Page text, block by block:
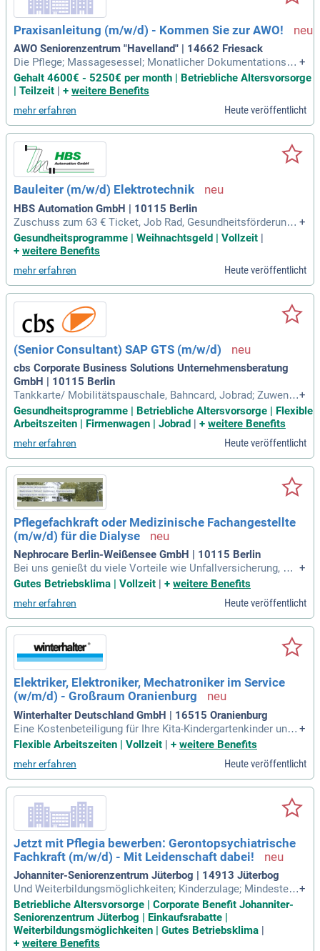
Praxisanleitung (m/w/d) - Kommen Sie zur AWO!
AWO Seniorenzentrum "Havelland" | 14662 Friesack
Die Pflege; Massagesessel; Monatlicher Dokumentationsta
g und zweimal jährlich Supervision; Unterstützung bei der Ki
ndergartensuche; Unterstützung bei der Wohnungssuche; W
aubsplanung.
+
Gehalt 4600€ - 5250€ per month | Betriebliche Altersvorsorge
| Teilzeit
+ weitere Benefits
mehr erfahren Heute veröffentlicht
Bauleiter (m/w/d) Elektrotechnik
HBS Automation GmbH | 10115 Berlin
Zuschuss zum 63 € Ticket, Job Rad, Gesundheitsförderung,
Übernahme der Kindergarten- und Hortgebühren, Weihnacht
sgeld und Erholungsbeihilfe und viel mehr!
+
Gesundheitsprogramme | Weihnachtsgeld | Vollzeit |
+ weitere Benefits
mehr erfahren Heute veröffentlicht
(Senior Consultant) SAP GTS (m/w/d)
cbs Corporate Business Solutions Unternehmensberatung
GmbH | 10115 Berlin
Tankkarte/ Mobilitätspauschale, Bahncard, Jobrad; Zuwend
ungen; Zuschüsse für Kindergarten/Kita und außerordentlich
e Zuwendungen je Lebenssituation und Betriebszugehörigke
+
Gesundheitsprogramme | Betriebliche Altersvorsorge | Flexible
Arbeitszeiten | Firmenwagen | Jobrad | + weitere Benefits
mehr erfahren Heute veröffentlicht
Pflegefachkraft oder Medizinische Fachangestellte
(m/w/d) für die Dialyse
Nephrocare Berlin-Weißensee GmbH | 10115 Berlin
Bei uns genießt du viele Vorteile wie Unfallversicherung, Kin
dergartenzuschuss, Mitarbeiterrabatte etc. und eine Einarbei
+
Gutes Betriebsklima | Vollzeit
+ weitere Benefits
mehr erfahren Heute veröffentlicht
Elektriker, Elektroniker, Mechatroniker im Service
(w/m/d) - Großraum Oranienburg
Winterhalter Deutschland GmbH | 16515 Oranienburg
Eine Kostenbeteiligung für Ihre Kita-Kindergartenkinder und
ein Kinderferienprogramm.
+
Flexible Arbeitszeiten | Vollzeit | + weitere Benefits
mehr erfahren Heute veröffentlicht
Jetzt mit Pflegia bewerben: Gerontopsychiatrische
Fachkraft (m/w/d) - Mit Leidenschaft dabei!
Johanniter-Seniorenzentrum Jüterbog | 14913 Jüterbog
Und Weiterbildungsmöglichkeiten; Kinderzulage; Mindesten
s 30 Tage Urlaub; Mitgestaltung der Dienstplanung; Möglich
keit der Entgeltumwandlung; Regelmäßige Mitarbeitendenge
spräche; Regelmäßige Team-Events; Sehr flexible Dienstzeit
en (Elterndienste bspw
+
Betriebliche Altersvorsorge | Corporate Benefit Johanniter-
Seniorenzentrum Jüterbog | Einkaufsrabatte |
Weiterbildungsmöglichkeiten | Gutes Betriebsklima |
+ weitere Benefits